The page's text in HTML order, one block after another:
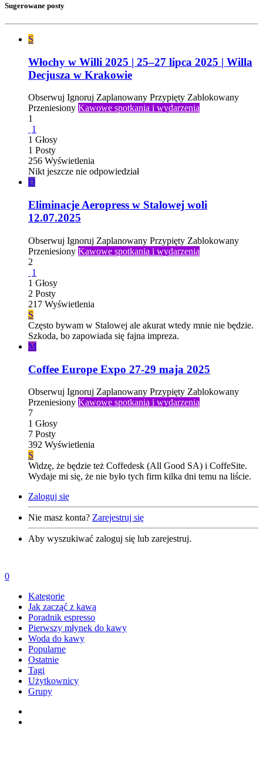
Sugerowane posty
S
Włochy w Willi 2025 | 25–27 lipca 2025 | Willa
Decjusza w Krakowie
Obserwuj Ignoruj Zaplanowany Przypięty Zablokowany
Przeniesiony Kawowe spotkania i wydarzenia
1
1
1 Głosy
1 Posty
256 Wyświetlenia
Nikt jeszcze nie odpowiedział
D
Eliminacje Aeropress w Stalowej woli
12.07.2025
Obserwuj Ignoruj Zaplanowany Przypięty Zablokowany
Przeniesiony Kawowe spotkania i wydarzenia
2
1
1 Głosy
2 Posty
217 Wyświetlenia
S
Często bywam w Stalowej ale akurat wtedy mnie nie będzie.
Szkoda, bo zapowiada się fajna impreza.
M
Coffee Europe Expo 27-29 maja 2025
Obserwuj Ignoruj Zaplanowany Przypięty Zablokowany
Przeniesiony Kawowe spotkania i wydarzenia
7
1 Głosy
7 Posty
392 Wyświetlenia
S
Widzę, że będzie też Coffedesk (All Good SA) i CoffeSite.
Wydaje mi się, że nie było tych firm kilka dni temu na liście.
Zaloguj się
Nie masz konta? Zarejestruj się
Aby wyszukiwać zaloguj się lub zarejestruj.
0
Kategorie
Jak zacząć z kawą
Poradnik espresso
Pierwszy młynek do kawy
Woda do kawy
Popularne
Ostatnie
Tagi
Użytkownicy
Grupy